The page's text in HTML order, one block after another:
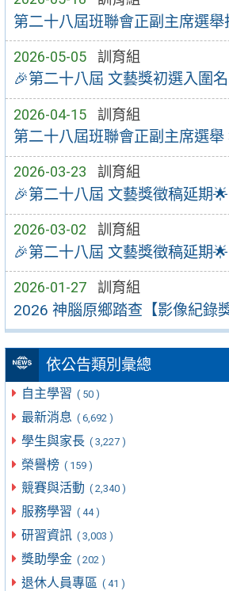
第二十八屆班聯會正副主席選舉
2026-05-05 訓育組
🎉第二十八屆 文藝獎初選入圍
2026-04-15 訓育組
第二十八屆班聯會正副主席選舉
2026-03-23 訓育組
🎉第二十八屆 文藝獎徵稿延期🌟
2026-03-02 訓育組
🎉第二十八屆 文藝獎徵稿延期🌟
2026-01-27 訓育組
2026 神腦原鄉踏查【影像紀錄
依公告類別彙總
自主學習 ( 50 )
最新消息 ( 6,692 )
學生與家長 ( 3,227 )
榮譽榜 ( 159 )
競賽與活動 ( 2,340 )
服務學習 ( 44 )
研習資訊 ( 3,003 )
獎助學金 ( 202 )
退休人員專區 ( 41 )